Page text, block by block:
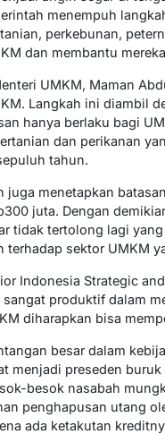
menempuh
perkebunan,
dan membantu
UMKM, Maman
Langkah ini diambil
hanya berlaku bagi
dan perikanan
tahun.
juga menetapkan
juta. Dengan
tidak tertolong lagi
terhadap sektor UMKM
Indonesia Strategic
produktif dalam
diharapkan bisa
besar dalam
menjadi preseden
besok nasabah
penghapusan utang
ada ketakutan